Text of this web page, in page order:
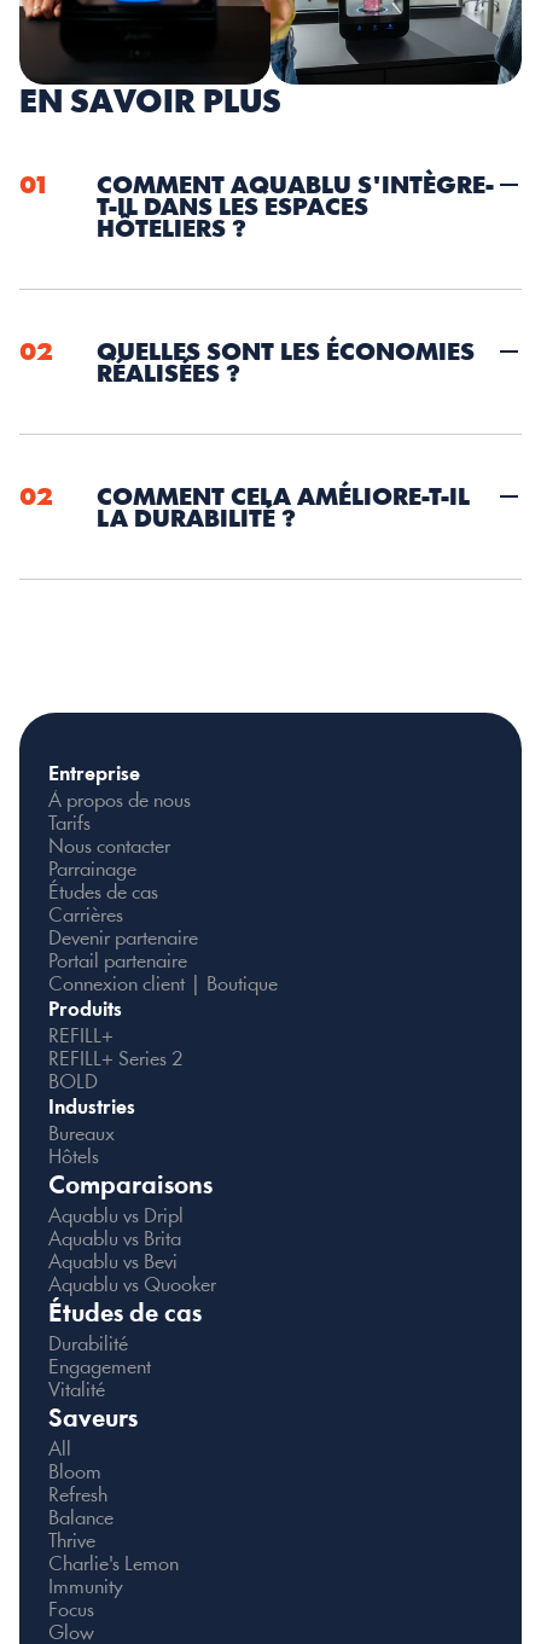
EN SAVOIR PLUS
01
COMMENT AQUABLU S'INTÈGRE-
T-IL DANS LES ESPACES
02
QUELLES SONT LES ÉCONOMIES
RÉALISÉES ?
02
COMMENT CELA AMÉLIORE-T-IL
LA DURABILITÉ ?
Entreprise
À propos de nous
Tarifs
Nous contacter
Parrainage
Études de cas
Carrières
Devenir partenaire
Portail partenaire
Connexion client | Boutique
Produits
REFILL+
REFILL+ Series 2
BOLD
Industries
Bureaux
Hôtels
Comparaisons
Aquablu vs Dripl
Aquablu vs Brita
Aquablu vs Bevi
Aquablu vs Quooker
Études de cas
Durabilité
Engagement
Vitalité
Saveurs
All
Bloom
Refresh
Balance
Thrive
Charlie's Lemon
Immunity
Focus
Glow